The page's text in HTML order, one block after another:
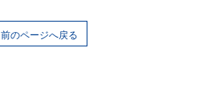
前のページへ戻る